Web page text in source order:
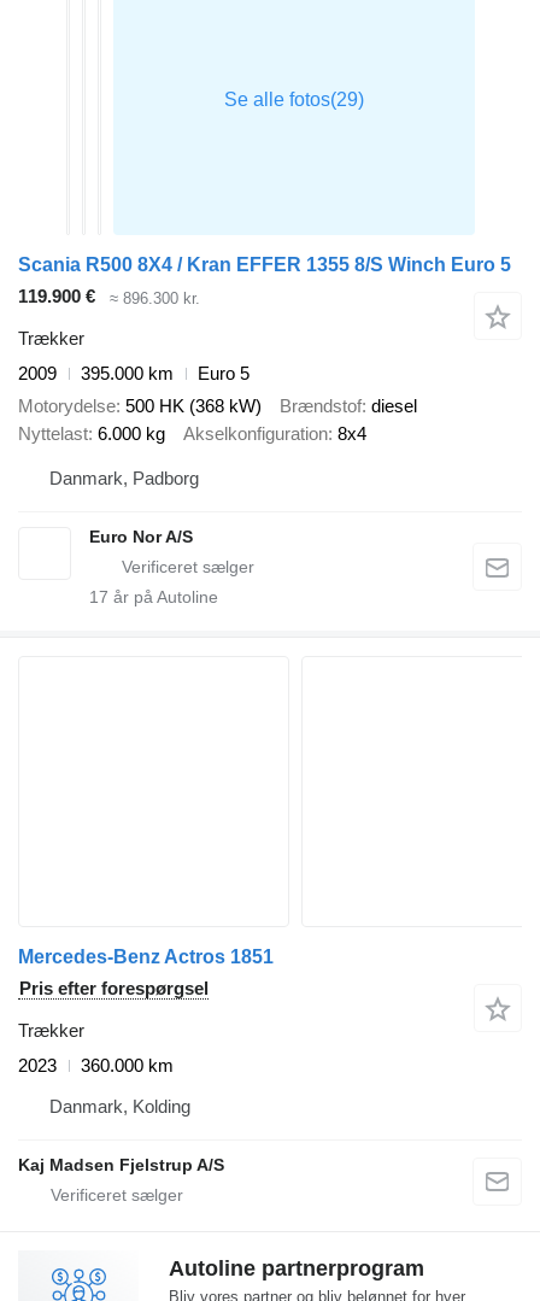
Scania R500 8X4 / Kran EFFER 1355 8/S Winch Euro 5
119.900 €
≈ 896.300 kr.
Trækker
2009
395.000 km
Euro 5
Motorydelse 500 HK (368 kW) Brændstof diesel
Nyttelast 6.000 kg Akselkonfiguration 8x4
Danmark, Padborg
Euro Nor A/S
17 år på Autoline
Mercedes-Benz Actros 1851
Pris efter forespørgsel
Trækker
2023
360.000 km
Danmark, Kolding
Kaj Madsen Fjelstrup A/S
Autoline partnerprogram
Bliv vores partner og bliv belønnet for hver